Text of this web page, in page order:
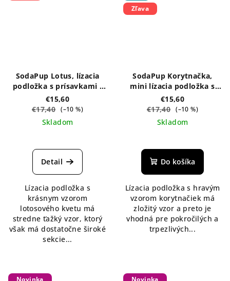
SodaPup Lotus, lízacia
podložka s prísavkami -
rôzne farby
€15,60
€17,40 (–10 %)
Skladom
Detail
Lízacia podložka s
krásnym vzorom
lotosového kvetu má
stredne ťažký vzor, ktorý
však má dostatočne široké
sekcie...
Zľava
SodaPup Korytnačka,
mini lízacia podložka s
prísavkami - modrá
€15,60
€17,40 (–10 %)
Skladom
Do košíka
Lízacia podložka s hravým
vzorom korytnačiek má
zložitý vzor a preto je
vhodná pre pokročilých a
trpezlivých...
Novinka
Novinka